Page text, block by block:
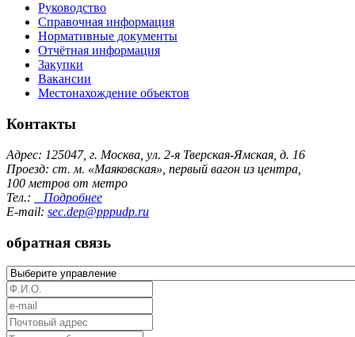
Руководство
Справочная информация
Нормативные документы
Отчётная информация
Закупки
Вакансии
Местонахождение объектов
Контакты
Адрес: 125047, г. Москва, ул. 2-я Тверская-Ямская, д. 16
Проезд: ст. м. «Маяковская», первый вагон из центра,
100 метров от метро
Тел.:
Подробнее
E-mail: sec.dep@pppudp.ru
обратная связь